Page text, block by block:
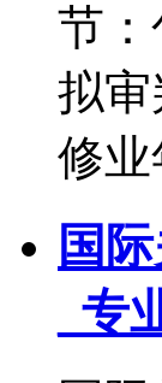
节
拟
修
国
_专